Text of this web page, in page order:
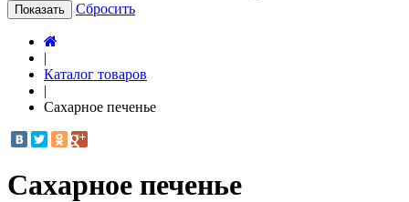
Показать Сбросить
|
Каталог товаров
|
Сахарное печенье
Сахарное печенье